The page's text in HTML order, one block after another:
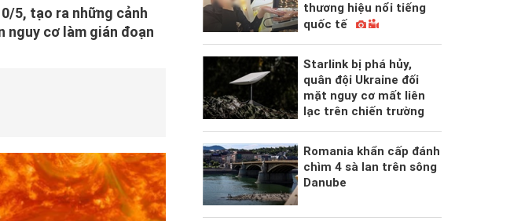
5, tạo ra những cảnh
nguy cơ làm gián đoạn
thương hiệu nổi tiếng
quốc tế
Starlink bị phá hủy,
quân đội Ukraine đối
mặt nguy cơ mất liên
lạc trên chiến trường
Romania khẩn cấp đánh
chìm 4 sà lan trên sông
Danube